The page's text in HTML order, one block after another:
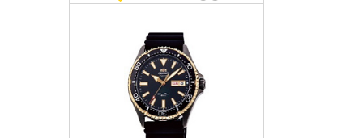
ДОБАВИТЬ В КОРЗИНУ
КУПИТЬ В 1 КЛИК